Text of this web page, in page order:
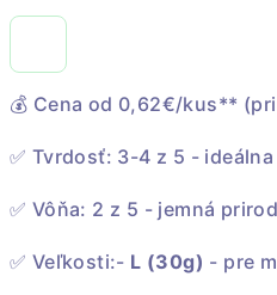
💰 Cena od 0,62€/kus**
✅ Tvrdosť: 3-4 z 5 -
✅ Vôňa: 2 z 5 - jemná
✅ Veľkosti:- L (30g) - pre